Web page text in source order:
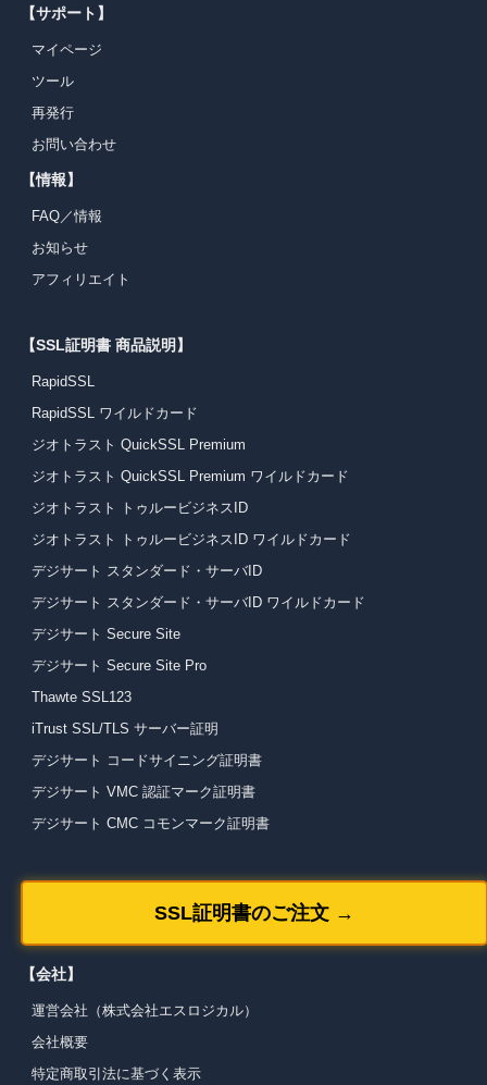
【サポート】
マイページ
ツール
再発行
お問い合わせ
【情報】
FAQ／情報
お知らせ
アフィリエイト
【SSL証明書 商品説明】
RapidSSL
RapidSSL ワイルドカード
ジオトラスト QuickSSL Premium
ジオトラスト QuickSSL Premium ワイルドカード
ジオトラスト トゥルービジネスID
ジオトラスト トゥルービジネスID ワイルドカード
デジサート スタンダード・サーバID
デジサート スタンダード・サーバID ワイルドカード
デジサート Secure Site
デジサート Secure Site Pro
Thawte SSL123
iTrust SSL/TLS サーバー証明
デジサート コードサイニング証明書
デジサート VMC 認証マーク証明書
デジサート CMC コモンマーク証明書
SSL証明書のご注文 →
【会社】
運営会社（株式会社エスロジカル）
会社概要
特定商取引法に基づく表示